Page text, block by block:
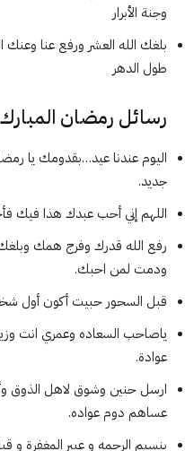
وجنة الأبرار
بلغك الله العشر ورفع عنا وعنك
طول الدهر
رسائل رمضان
اليوم عندنا عيد…بقدومك يا
جديد.
اللهم إني أحب عبدك هذا فيك
رفع الله قدرك وفرج همك
ودمت لمن احبك.
قبل السحور حبيت أكون أول
ياصاحب السعاده وعمري انت
عوادة.
ارسل حنين وشوق لاهل الذوق
عساهم دوم عواده.
بنسيم الرحمه و عبير المغفرة و